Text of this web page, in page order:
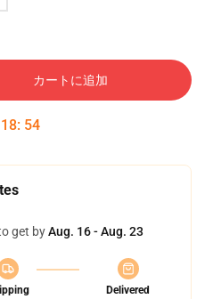
カートに追加
18: 54
get byAug. 16 - Aug. 23
Delivered